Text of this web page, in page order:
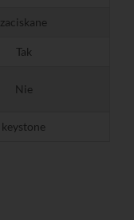
zaciskane
Tak
Nie
keystone